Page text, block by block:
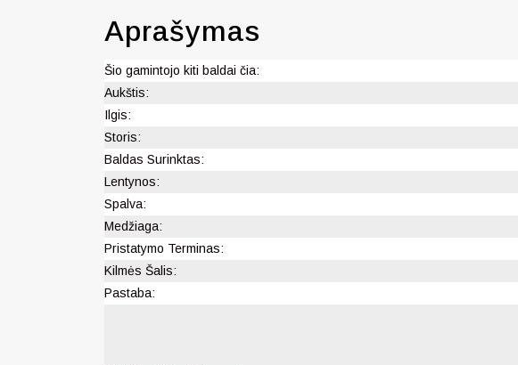
Aprašymas
Šio gamintojo kiti baldai čia:
Aukštis:
Ilgis:
Storis:
Baldas Surinktas:
Lentynos:
Spalva:
Medžiaga:
Pristatymo Terminas:
Kilmės Šalis:
Pastaba: